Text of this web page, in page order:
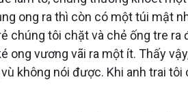
ong ra thì còn có một túi mật
chúng tôi chặt và chẻ ống tre
ong vương vãi ra một ít. Thấy
không nói được. Khi anh trai